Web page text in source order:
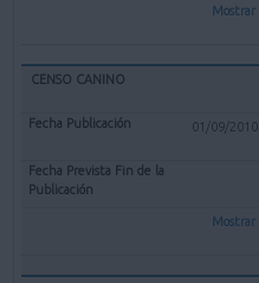
Mostrar
CENSO CANINO
01/09/2010
Mostrar